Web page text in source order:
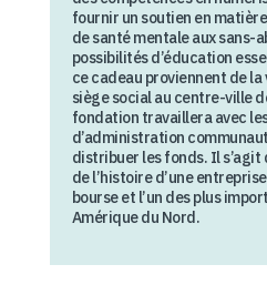
fournir un soutien en
de santé mentale aux sans-
possibilités d’éducation
ce cadeau proviennent de la
siège social au centre-ville
fondation travaillera avec
d’administration
distribuer les fonds. Il
de l’histoire d’une
bourse et l’un des plus
Amérique du Nord.